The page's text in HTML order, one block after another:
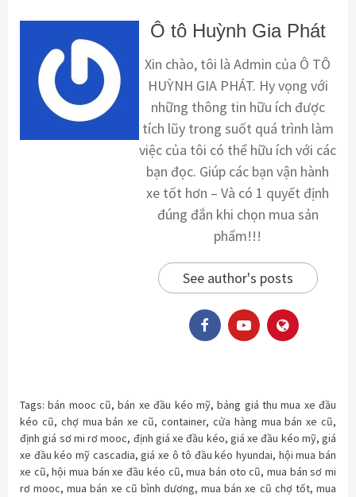
Ô tô Huỳnh Gia Phát
Xin chào, tôi là Admin của Ô TÔ
HUỲNH GIA PHÁT. Hy vọng với
những thông tin hữu ích được
tích lũy trong suốt quá trình làm
việc của tôi có thể hữu ích với các
bạn đọc. Giúp các bạn vận hành
xe tốt hơn – Và có 1 quyết định
đúng đắn khi chọn mua sản
phẩm!!!
See author's posts
Tags:bán mooc cũ,bán xe đầu kéo mỹ,bảng giá thu mua xe đầu
kéo cũ, chợ mua bán xe cũ, container, cửa hàng mua bán xe cũ,
định giá sơ mi rơ mooc, định giá xe đầu kéo, giá xe đầu kéo mỹ, giá
xe đầu kéo mỹ cascadia,giá xe ô tô đầu kéo hyundai, hội mua bán
xe cũ,hội mua bán xe đầu kéo cũ,mua bán oto cũ, mua bán sơ mi
rơ mooc,mua bán xe cũ bình dương,mua bán xe cũ chợ tốt,mua